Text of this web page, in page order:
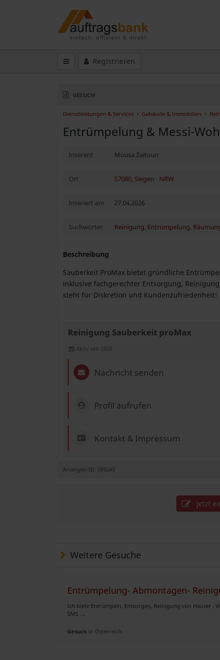
Registrieren
GESUCH
Dienstleistungen & Services Gebäude & Immobilien
Entrümpelung & Messi-
Inserent Mousa Zaitoun
Ort 57080, Siegen - NRW
Inseriert am 27.04.2026
Suchwörter Reinigung, Entrümpelung,
Beschreibung
Sauberkeit ProMax bietet gründliche
inklusive fachgerechter Entsorgung,
steht für Diskretion und Kundenzufriedenheit!
Reinigung Sauberkeit proMax
Aktiv seit 2026
Nachricht senden
Profil aufrufen
Kontakt & Impressum
Anzeigen-ID: 189243
Jetzt
Weitere Gesuche
Entrümpelung- Abmontagen-
Ich biete Entrümpeln, Entsorgen, Reinigung von Häuser ,
SMS . ..
Gesuch in Österreich